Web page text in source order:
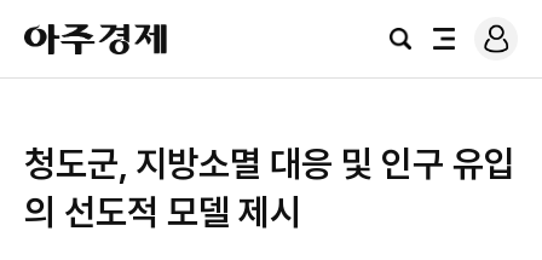
아
주
경
검
전
로
그
청도군, 지방소멸 대응 및 인구 유입
의 선도적 모델 제시